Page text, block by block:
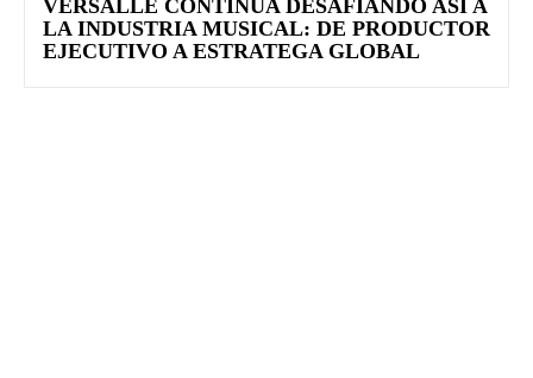
VERSALLE CONTINÚA DESAFIANDO ASÍ A
LA INDUSTRIA MUSICAL: DE PRODUCTOR
EJECUTIVO A ESTRATEGA GLOBAL